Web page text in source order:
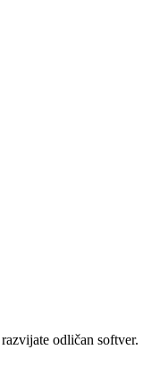
odličan softver.